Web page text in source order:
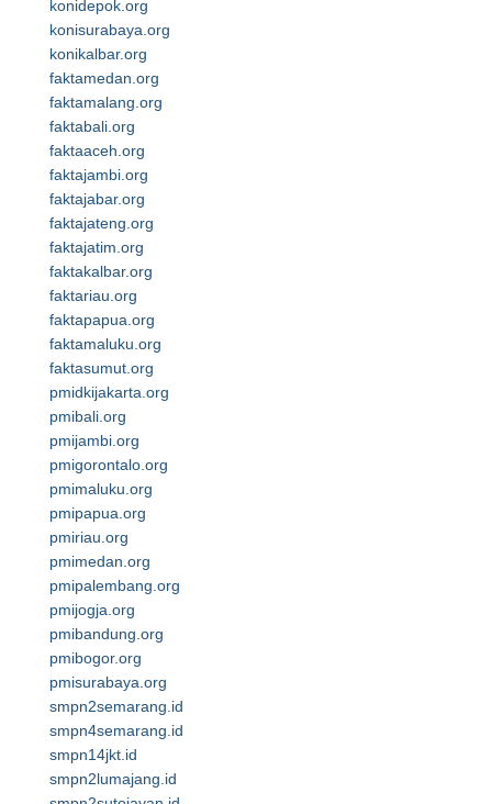
konidepok.org
konisurabaya.org
konikalbar.org
faktamedan.org
faktamalang.org
faktabali.org
faktaaceh.org
faktajambi.org
faktajabar.org
faktajateng.org
faktajatim.org
faktakalbar.org
faktariau.org
faktapapua.org
faktamaluku.org
faktasumut.org
pmidkijakarta.org
pmibali.org
pmijambi.org
pmigorontalo.org
pmimaluku.org
pmipapua.org
pmiriau.org
pmimedan.org
pmipalembang.org
pmijogja.org
pmibandung.org
pmibogor.org
pmisurabaya.org
smpn2semarang.id
smpn4semarang.id
smpn14jkt.id
smpn2lumajang.id